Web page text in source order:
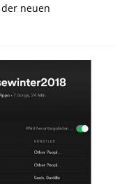
neuen